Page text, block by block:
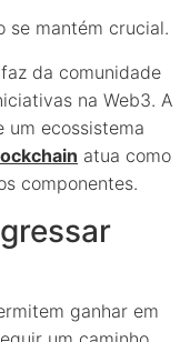
se mantém crucial.
da comunidade
na Web3. A
um ecossistema
atua como
componentes.
ganhar em